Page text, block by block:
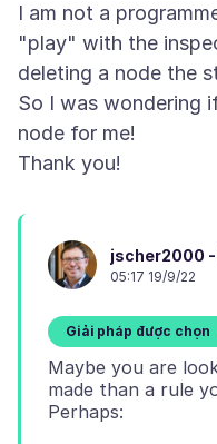
I am not a
"play" with the
deleting a node the
So I was wondering
node for me!
jscher2000
05:17 19/9/22
Giải pháp được chọn
Maybe you are
made than a rule